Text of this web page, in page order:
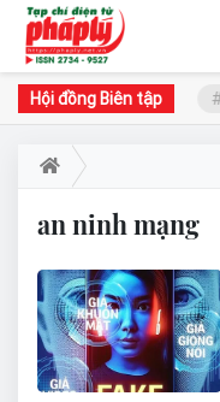
Hội đồng Biên tập
- Chủ tịch Hội đồng
an ninh mạng